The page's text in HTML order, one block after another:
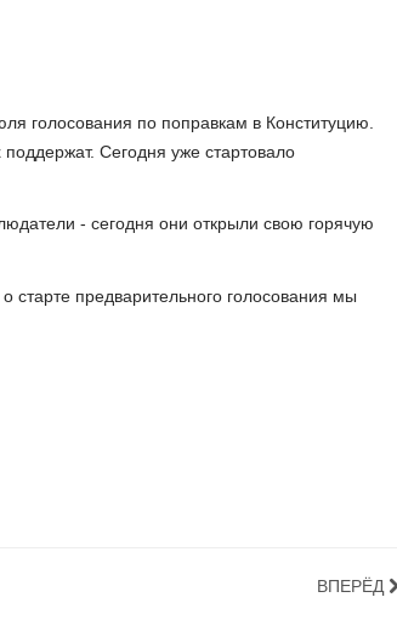
голосования по поправкам в Конституцию.
Сегодня уже стартовало
- сегодня они открыли свою горячую
старте предварительного голосования мы
ВПЕРЁД